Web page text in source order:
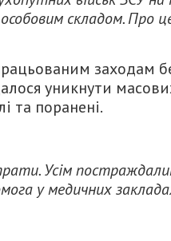
складом. Про
заходам
уникнути
та поранені.
Усім
у медичних